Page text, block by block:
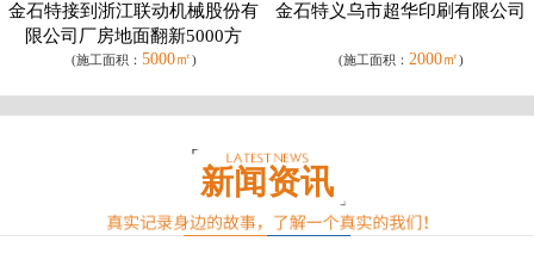
金石特接到浙江联动机械股份有
限公司厂房地面翻新5000方
(施工面积： 5000㎡)
金石特义乌市超华印刷有限公司
(施工面积： 2000㎡)
新闻资讯